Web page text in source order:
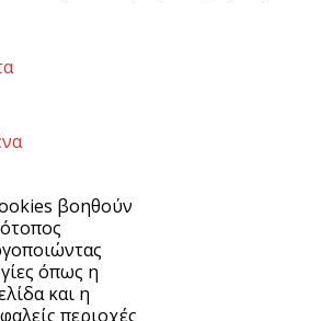
βοηθούν
όπως η
και η
περιοχές